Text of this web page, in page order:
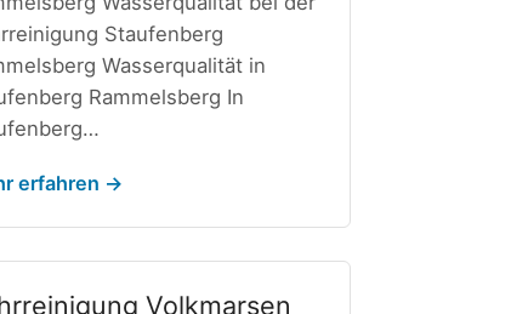
Staufenberg
Wasserqualität in
Rammelsberg In
erfahren →
Volkmarsen